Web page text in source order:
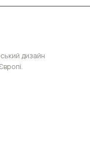
дизайн